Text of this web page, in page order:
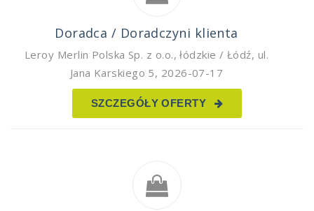
Doradca / Doradczyni klienta
Leroy Merlin Polska Sp. z o.o.,łódzkie / Łódź, ul.
Jana Karskiego 5, 2026-07-17
SZCZEGÓŁY OFERTY